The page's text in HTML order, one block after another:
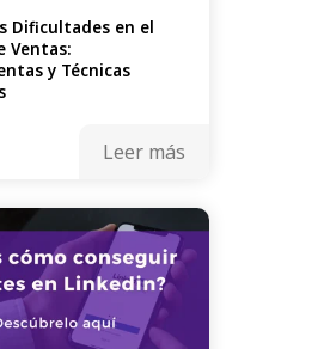
Dificultades en el
Ventas:
y Técnicas
Leer más